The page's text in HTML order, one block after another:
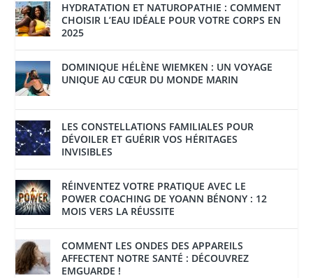
HYDRATATION ET NATUROPATHIE : COMMENT
CHOISIR L’EAU IDÉALE POUR VOTRE CORPS EN
2025
DOMINIQUE HÉLÈNE WIEMKEN : UN VOYAGE
UNIQUE AU CŒUR DU MONDE MARIN
LES CONSTELLATIONS FAMILIALES POUR
DÉVOILER ET GUÉRIR VOS HÉRITAGES
INVISIBLES
RÉINVENTEZ VOTRE PRATIQUE AVEC LE
POWER COACHING DE YOANN BÉNONY : 12
MOIS VERS LA RÉUSSITE
COMMENT LES ONDES DES APPAREILS
AFFECTENT NOTRE SANTÉ : DÉCOUVREZ
EMGUARDE !